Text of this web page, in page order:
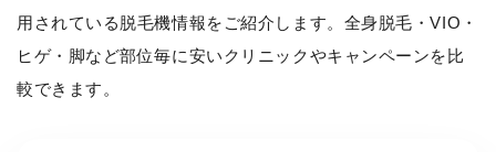
用されている脱毛機情報をご紹介します。全身脱毛・VIO・
ヒゲ・脚など部位毎に安いクリニックやキャンペーンを比
較できます。